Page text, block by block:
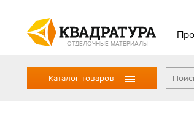
ОТДЕЛОЧНЫЕ МАТЕРИАЛЫ
Каталог товаров